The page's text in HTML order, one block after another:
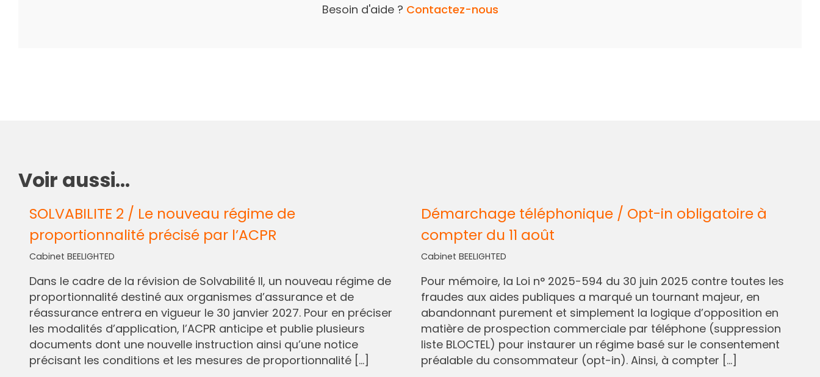
Besoin d'aide ? Contactez-nous
Voir aussi...
SOLVABILITE 2 / Le nouveau régime de
proportionnalité précisé par l’ACPR
Cabinet BEELIGHTED
Dans le cadre de la révision de Solvabilité II, un nouveau régime de
proportionnalité destiné aux organismes d’assurance et de
réassurance entrera en vigueur le 30 janvier 2027. Pour en préciser
les modalités d’application, l’ACPR anticipe et publie plusieurs
documents dont une nouvelle instruction ainsi qu’une notice
précisant les conditions et les mesures de proportionnalité […]
Démarchage téléphonique / Opt-in obligatoire à
compter du 11 août
Cabinet BEELIGHTED
Pour mémoire, la Loi n° 2025-594 du 30 juin 2025 contre toutes les
fraudes aux aides publiques a marqué un tournant majeur, en
abandonnant purement et simplement la logique d’opposition en
matière de prospection commerciale par téléphone (suppression
liste BLOCTEL) pour instaurer un régime basé sur le consentement
préalable du consommateur (opt-in). Ainsi, à compter […]